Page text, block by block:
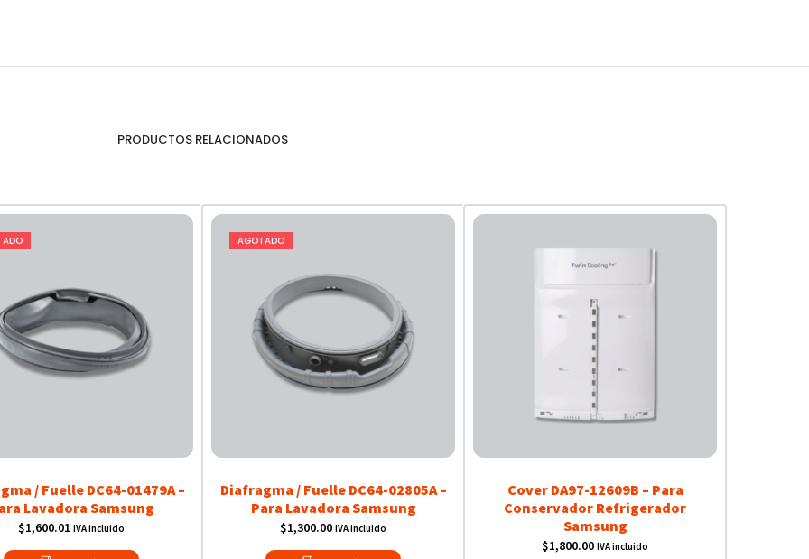
PRODUCTOS RELACIONADOS
/ Fuelle DC64-01479A –
Lavadora Samsung
$1,600.01 IVA incluido
AGOTADO
Diafragma / Fuelle DC64-02805A –
Para Lavadora Samsung
$1,300.00 IVA incluido
Cover DA97-12609B – Para
Conservador Refrigerador
Samsung
$1,800.00 IVA incluido